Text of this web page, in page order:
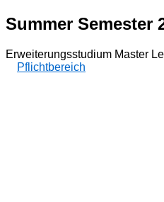
Summer Semester
Erweiterungsstudium Master
Pflichtbereich